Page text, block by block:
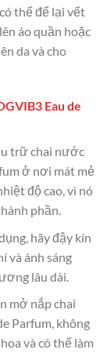
thể để lại vết
áo quần hoặc
da và cho
Eau de
trữ chai nước
ở nơi mát mẻ
độ cao, vì nó
phần.
hãy đậy kín
và ánh sáng
lâu dài.
mở nắp chai
Parfum, không
và có thể làm